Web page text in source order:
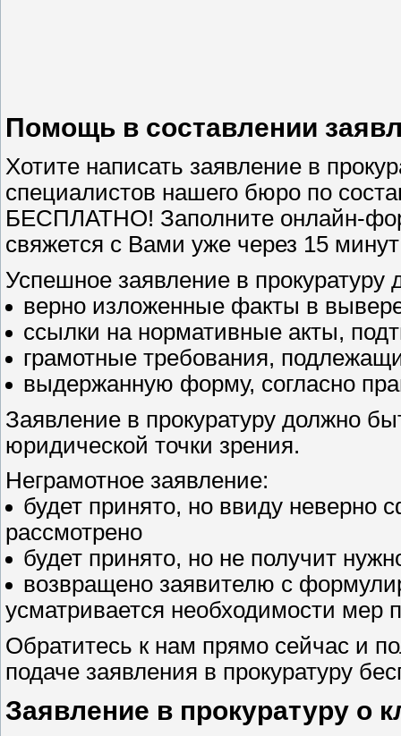
Помощь в составлении
Хотите написать заявление в
специалистов нашего бюро по
БЕСПЛАТНО! Заполните онлайн-
свяжется с Вами уже через 15
Успешное заявление в прокуратуру
верно изложенные факты в
ссылки на нормативные акты,
грамотные требования,
выдержанную форму, согласно
Заявление в прокуратуру должно
юридической точки зрения.
Неграмотное заявление:
будет принято, но ввиду неверно
рассмотрено
будет принято, но не получит
возвращено заявителю с
усматривается необходимости мер
Обратитесь к нам прямо сейчас и
подаче заявления в прокуратуру
Заявление в прокуратуру о